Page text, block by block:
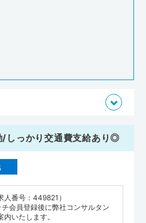
/しっかり交通費支給あり◎
人番号：449821）
会員登録後に弊社コンサルタン
内いたします。